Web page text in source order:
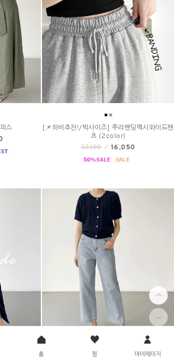
홈 찜 마이페이지
스
[📌하비추천!/빅사이즈] 쭈리밴딩맥시와이드팬
츠 (2color)
32,100 / 16,050